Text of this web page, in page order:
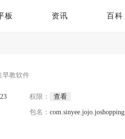
板 资讯 百科
早教软件
权限： 查看
包名：com.sinyee.jojo.joshopping